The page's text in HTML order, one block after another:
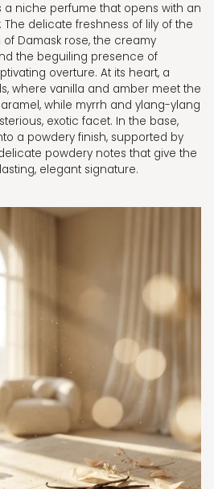
a niche perfume that opens with an
delicate freshness of lily of the
Damask rose, the creamy
the beguiling presence of
overture. At its heart, a
where vanilla and amber meet the
while myrrh and ylang-ylang
exotic facet. In the base,
a powdery finish, supported by
powdery notes that give the
elegant signature.